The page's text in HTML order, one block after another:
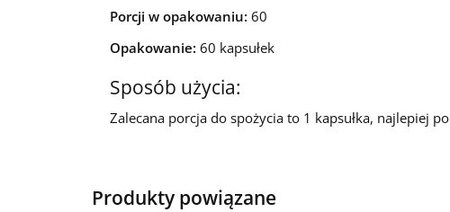
Porcji w opakowaniu: 60
Opakowanie: 60 kapsułek
Sposób użycia:
Zalecana porcja do spożycia to 1 kapsułka, najlepiej
Produkty powiązane